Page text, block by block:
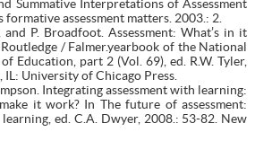
Summative Interpretations of Assessment
assessment matters. 2003.: 2.
and P. Broadfoot. Assessment: What’s in it
/ Falmer.yearbook of the National
Education, part 2 (Vol. 69), ed. R.W. Tyler,
University of Chicago Press.
Integrating assessment with learning:
it work? In The future of assessment:
ed. C.A. Dwyer, 2008.: 53-82. New